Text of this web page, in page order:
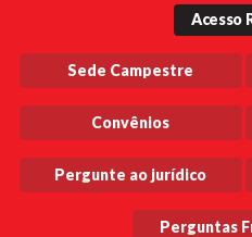
Acesso
Sede Campestre
Convênios
Pergunte ao jurídico
Perguntas